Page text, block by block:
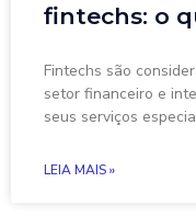
fintechs: o
Fintechs são
setor financeiro e
seus serviços
LEIA MAIS »